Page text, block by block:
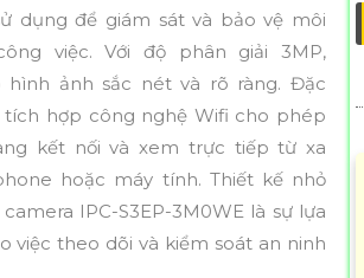
dụng để giám sát và bảo vệ môi
việc. Với độ phân giải 3MP,
hình ảnh sắc nét và rõ ràng. Đặc
tích hợp công nghệ Wifi cho phép
kết nối và xem trực tiếp từ xa
hoặc máy tính. Thiết kế nhỏ
IPC-S3EP-3M0WE là sự lựa
việc theo dõi và kiểm soát an ninh